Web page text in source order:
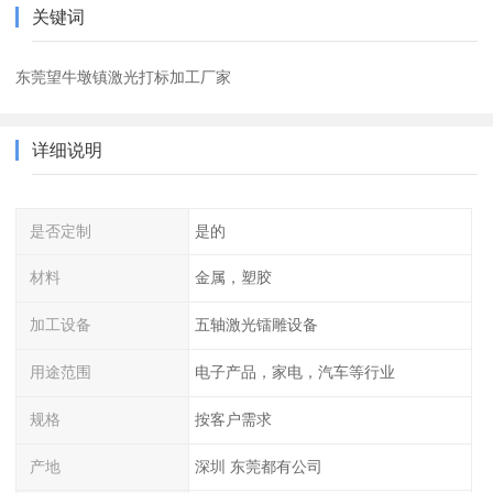
关键词
东莞望牛墩镇激光打标加工厂家
详细说明
是否定制 是的
材料 金属，塑胶
加工设备 五轴激光镭雕设备
用途范围 电子产品，家电，汽车等行业
规格 按客户需求
产地 深圳 东莞都有公司